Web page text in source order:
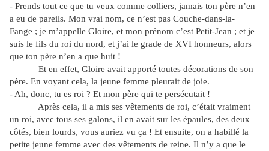
- Prends tout ce que tu veux comme colliers, jamais ton père n’en
a eu de pareils. Mon vrai nom, ce n’est pas Couche-dans-la-
Fange ; je m’appelle Gloire, et mon prénom c’est Petit-Jean ; et je
suis le fils du roi du nord, et j’ai le grade de XVI honneurs, alors
que ton père n’en a que huit !
Et en effet, Gloire avait apporté toutes décorations de son
père. En voyant cela, la jeune femme pleurait de joie.
- Ah, donc, tu es roi ? Et mon père qui te persécutait !
Après cela, il a mis ses vêtements de roi, c’était vraiment
un roi, avec tous ses galons, il en avait sur les épaules, des deux
côtés, bien lourds, vous auriez vu ça ! Et ensuite, on a habillé la
petite jeune femme avec des vêtements de reine. Il n’y a que le